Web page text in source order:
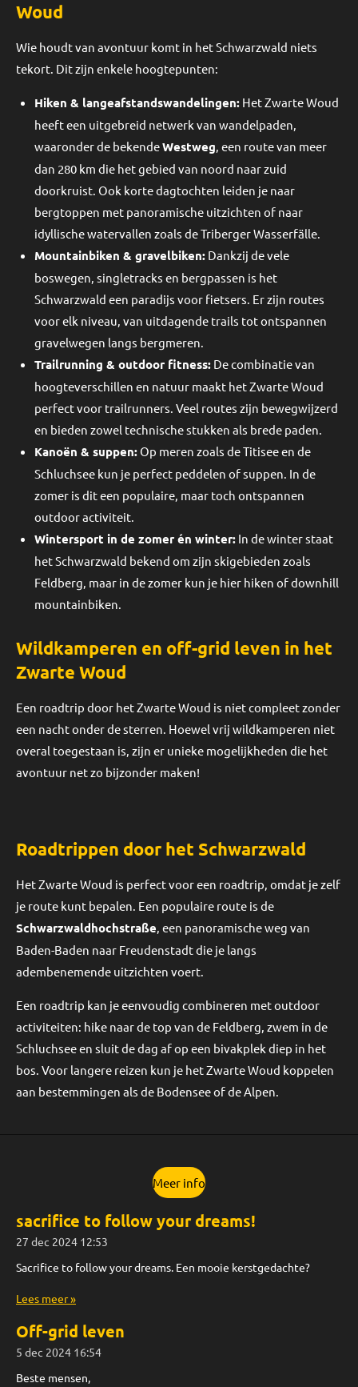
Woud
Wie houdt van avontuur komt in het Schwarzwald niets
tekort. Dit zijn enkele hoogtepunten:
Hiken & langeafstandswandelingen:Het Zwarte Woud
heeft een uitgebreid netwerk van wandelpaden,
waaronder de bekendeWestweg, een route van meer
dan 280 km die het gebied van noord naar zuid
doorkruist. Ook korte dagtochten leiden je naar
bergtoppen met panoramische uitzichten of naar
idyllische watervallen zoals de Triberger Wasserfälle.
Mountainbiken & gravelbiken:Dankzij de vele
boswegen, singletracks en bergpassen is het
Schwarzwald een paradijs voor fietsers. Er zijn routes
voor elk niveau, van uitdagende trails tot ontspannen
gravelwegen langs bergmeren.
Trailrunning & outdoor fitness:De combinatie van
hoogteverschillen en natuur maakt het Zwarte Woud
perfect voor trailrunners. Veel routes zijn bewegwijzerd
en bieden zowel technische stukken als brede paden.
Kanoën & suppen:Op meren zoals de Titisee en de
Schluchsee kun je perfect peddelen of suppen. In de
zomer is dit een populaire, maar toch ontspannen
outdoor activiteit.
Wintersport in de zomer én winter:In de winter staat
het Schwarzwald bekend om zijn skigebieden zoals
Feldberg, maar in de zomer kun je hier hiken of downhill
mountainbiken.
Wildkamperen en off-grid leven in het
Zwarte Woud
Een roadtrip door het Zwarte Woud is niet compleet zonder
een nacht onder de sterren. Hoewel vrij wildkamperen niet
overal toegestaan is, zijn er unieke mogelijkheden die het
avontuur net zo bijzonder maken!
Roadtrippen door het Schwarzwald
Het Zwarte Woud is perfect voor een roadtrip, omdat je zelf
je route kunt bepalen. Een populaire route is de
Schwarzwaldhochstraße, een panoramische weg van
Baden-Baden naar Freudenstadt die je langs
adembenemende uitzichten voert.
Een roadtrip kan je eenvoudig combineren met outdoor
activiteiten: hike naar de top van de Feldberg, zwem in de
Schluchsee en sluit de dag af op een bivakplek diep in het
bos. Voor langere reizen kun je het Zwarte Woud koppelen
aan bestemmingen als de Bodensee of de Alpen.
Meer info
sacrifice to follow your dreams!
27 dec 2024 12:53
Sacrifice to follow your dreams. Een mooie kerstgedachte?
Lees meer »
Off-grid leven
5 dec 2024 16:54
Beste mensen,